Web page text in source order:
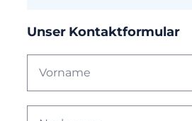
Unser Kontaktformular